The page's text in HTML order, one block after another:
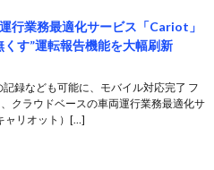
行業務最適化サービス「Cariot」
くす”運転報告機能を大幅刷新
録なども可能に、モバイル対応完了 フ
クラウドベースの車両運行業務最適化サ
ャリオット）[…]